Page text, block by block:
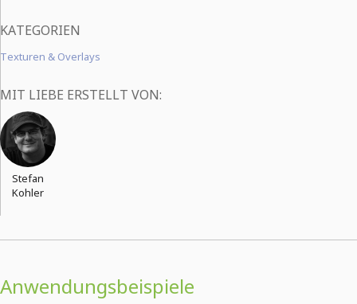
KATEGORIEN
Texturen & Overlays
MIT LIEBE ERSTELLT VON:
Stefan
Kohler
Anwendungsbeispiele